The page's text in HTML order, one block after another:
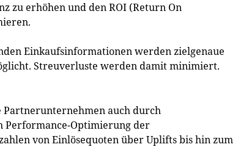
zu erhöhen und den ROI (Return On
Einkaufsinformationen werden zielgenaue
Streuverluste werden damit minimiert.
Partnerunternehmen auch durch
Performance-Optimierung der
von Einlösequoten über Uplifts bis hin zum